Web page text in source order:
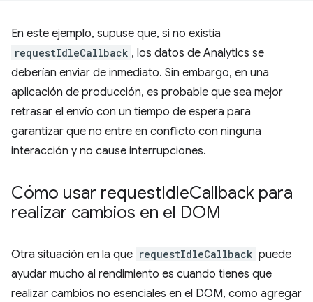
En este ejemplo, supuse que, si no existía
requestIdleCallback , los datos de Analytics se
deberían enviar de inmediato. Sin embargo, en una
aplicación de producción, es probable que sea mejor
retrasar el envío con un tiempo de espera para
garantizar que no entre en conflicto con ninguna
interacción y no cause interrupciones.
Cómo usar requestIdleCallback para
realizar cambios en el DOM
Otra situación en la que requestIdleCallback puede
ayudar mucho al rendimiento es cuando tienes que
realizar cambios no esenciales en el DOM, como agregar